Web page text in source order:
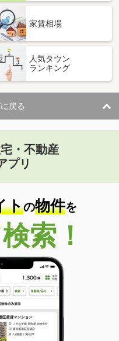
家賃相場
人気タウン
ランキング
戻る
・不動産
プリ
トの物件を
索！